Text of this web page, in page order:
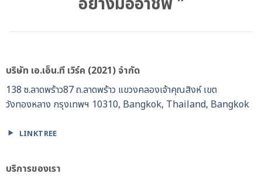
บริษัท เอ.เอ็น.ที เวิร์ค (2021) จำกัด
138 ซ.ลาดพร้าว87 ถ.ลาดพร้าว แขวงคลองเจ้าคุณสิงห์ เขต
วังทองหลาง กรุงเทพฯ 10310, Bangkok, Thailand, Bangkok
LINKTREE
บริการของเรา